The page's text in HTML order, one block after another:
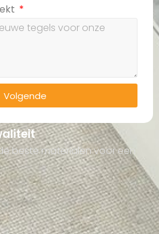
Volgende
beste materialen voor een